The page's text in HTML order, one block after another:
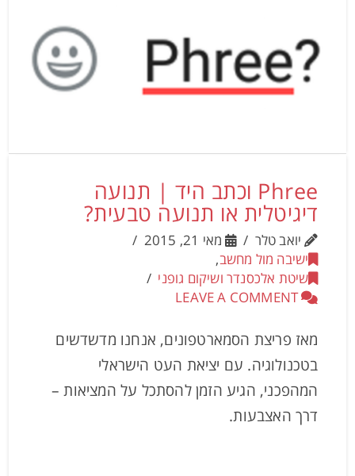
Phree וכתב היד | תנועה
דיגיטלית או תנועה טבעית?
יואב טלר
מאי 21, 2015
ישיבה מול מחשב,
שיטת אלכסנדר ושיקום גופני
LEAVE A COMMENT
מאז פריצת הסמארטפונים, אנחנו מדשדשים
בטכנולוגיה. עם יציאת העט הישראלי
המהפכני, הגיע הזמן להסתכל על המציאות –
דרך האצבעות.